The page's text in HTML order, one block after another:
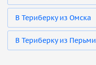
В Териберку из Омска
В Териберку из Перьми